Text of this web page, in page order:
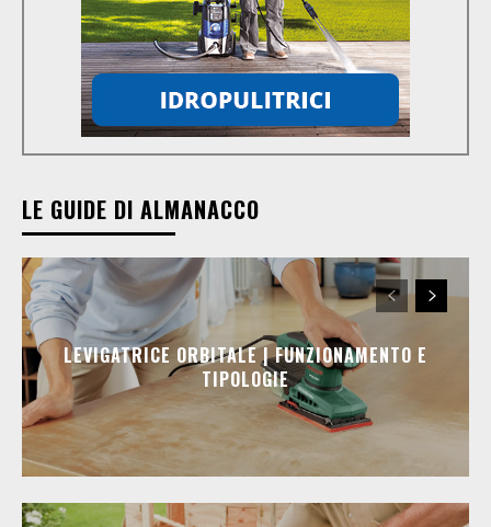
LE GUIDE DI ALMANACCO
LEVIGATRICE ORBITALE | FUNZIONAMENTO E
TIPOLOGIE